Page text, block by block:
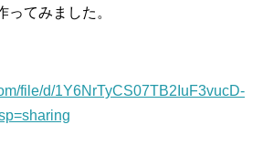
ってみました。
file/d/1Y6NrTyCS07TB2IuF3vucD-